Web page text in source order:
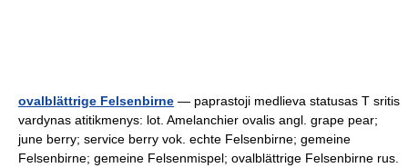
ovalblättrige Felsenbirne — paprastoji medlieva statusas T sritis
vardynas atitikmenys: lot. Amelanchier ovalis angl. grape pear;
june berry; service berry vok. echte Felsenbirne; gemeine
Felsenbirne; gemeine Felsenmispel; ovalblättrige Felsenbirne rus.